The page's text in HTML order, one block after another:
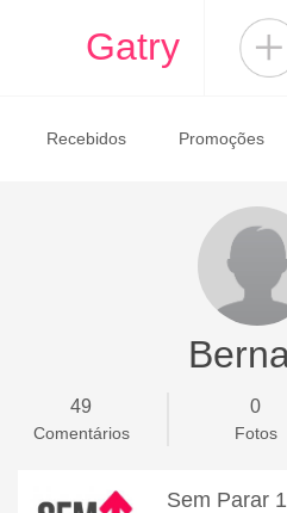
Gatry
Recebidos Promoções
49
Comentários
0
Fotos
Sem Parar